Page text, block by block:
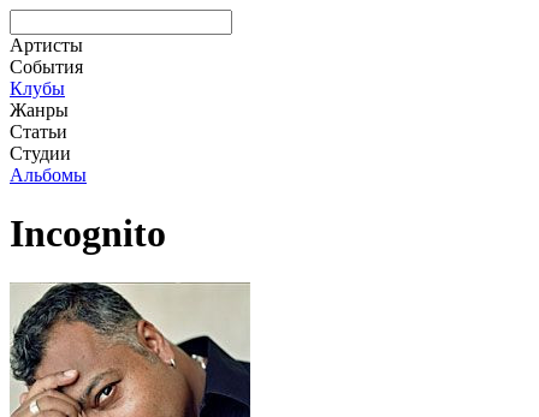
Артисты
События
Клубы
Жанры
Статьи
Студии
Альбомы
Incognito